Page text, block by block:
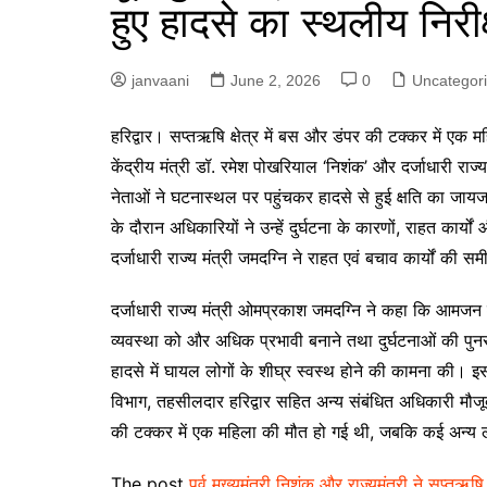
हुए हादसे का स्थलीय
janvaani June 2, 2026 0
हरिद्वार। सप्तऋषि क्षेत्र में बस और डंपर की टक्कर में एक
केंद्रीय मंत्री डॉ. रमेश पोखरियाल ‘निशंक’ और दर्जाधारी
नेताओं ने घटनास्थल पर पहुंचकर हादसे से हुई क्षति का
के दौरान अधिकारियों ने उन्हें दुर्घटना के कारणों, राहत
दर्जाधारी राज्य मंत्री जमदग्नि ने राहत एवं बचाव कार्यों की
दर्जाधारी राज्य मंत्री ओमप्रकाश जमदग्नि ने कहा कि आमजन
व्यवस्था को और अधिक प्रभावी बनाने तथा दुर्घटनाओं की
हादसे में घायल लोगों के शीघ्र स्वस्थ होने की कामना की।
विभाग, तहसीलदार हरिद्वार सहित अन्य संबंधित
की टक्कर में एक महिला की मौत हो गई थी, जबकि कई अन्य